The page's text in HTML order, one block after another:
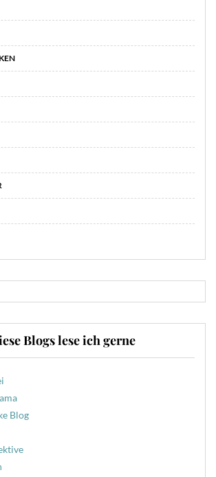
Blogs lese ich gerne
Blog